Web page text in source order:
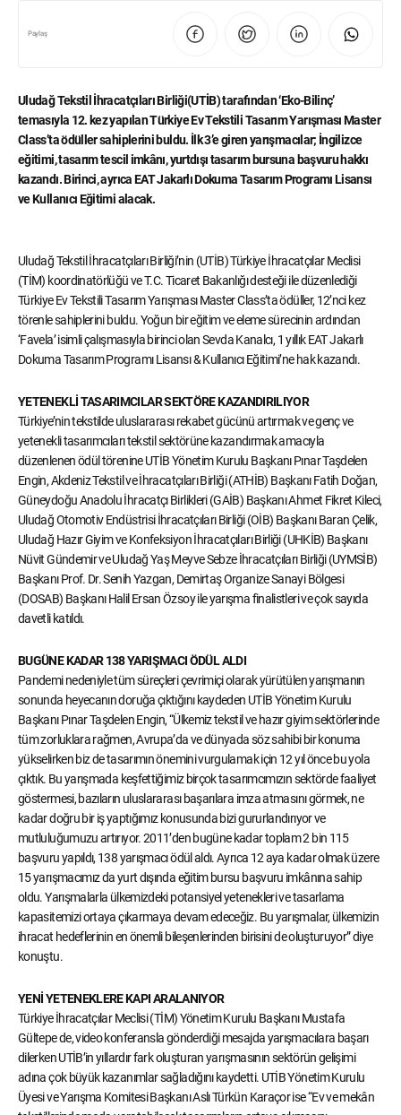
Paylaş
Uludağ Tekstil İhracatçıları Birliği(UTİB) tarafından ‘Eko-Bilinç’
temasıyla 12. kez yapılan Türkiye Ev Tekstili Tasarım Yarışması Master
Class’ta ödüller sahiplerini buldu. İlk 3’e giren yarışmacılar; İngilizce
eğitimi, tasarım tescil imkânı, yurtdışı tasarım bursuna başvuru hakkı
kazandı. Birinci, ayrıca EAT Jakarlı Dokuma Tasarım Programı Lisansı
ve Kullanıcı Eğitimi alacak.
Uludağ Tekstil İhracatçıları Birliği’nin (UTİB) Türkiye İhracatçılar Meclisi
(TİM) koordinatörlüğü ve T.C. Ticaret Bakanlığı desteği ile düzenlediği
Türkiye Ev Tekstili Tasarım Yarışması Master Class’ta ödüller, 12’nci kez
törenle sahiplerini buldu. Yoğun bir eğitim ve eleme sürecinin ardından
‘Favela’ isimli çalışmasıyla birinci olan Sevda Kanalcı, 1 yıllık EAT Jakarlı
Dokuma Tasarım Programı Lisansı & Kullanıcı Eğitimi’ne hak kazandı.
YETENEKLİ TASARIMCILAR SEKTÖRE KAZANDIRILIYOR
Türkiye’nin tekstilde uluslararası rekabet gücünü artırmak ve genç ve
yetenekli tasarımcıları tekstil sektörüne kazandırmak amacıyla
düzenlenen ödül törenine UTİB Yönetim Kurulu Başkanı Pınar Taşdelen
Engin, Akdeniz Tekstil ve İhracatçıları Birliği (ATHİB) Başkanı Fatih Doğan,
Güneydoğu Anadolu İhracatçı Birlikleri (GAİB) Başkanı Ahmet Fikret Kileci,
Uludağ Otomotiv Endüstrisi İhracatçıları Birliği (OİB) Başkanı Baran Çelik,
Uludağ Hazır Giyim ve Konfeksiyon İhracatçıları Birliği (UHKİB) Başkanı
Nüvit Gündemir ve Uludağ Yaş Meyve Sebze İhracatçıları Birliği (UYMSİB)
Başkanı Prof. Dr. Senih Yazgan, Demirtaş Organize Sanayi Bölgesi
(DOSAB) Başkanı Halil Ersan Özsoy ile yarışma finalistleri ve çok sayıda
davetli katıldı.
BUGÜNE KADAR 138 YARIŞMACI ÖDÜL ALDI
Pandemi nedeniyle tüm süreçleri çevrimiçi olarak yürütülen yarışmanın
sonunda heyecanın doruğa çıktığını kaydeden UTİB Yönetim Kurulu
Başkanı Pınar Taşdelen Engin, “Ülkemiz tekstil ve hazır giyim sektörlerinde
tüm zorluklara rağmen, Avrupa’da ve dünyada söz sahibi bir konuma
yükselirken biz de tasarımın önemini vurgulamak için 12 yıl önce bu yola
çıktık. Bu yarışmada keşfettiğimiz birçok tasarımcımızın sektörde faaliyet
göstermesi, bazıların uluslararası başarılara imza atmasını görmek, ne
kadar doğru bir iş yaptığımız konusunda bizi gururlandırıyor ve
mutluluğumuzu artırıyor. 2011’den bugüne kadar toplam 2 bin 115
başvuru yapıldı, 138 yarışmacı ödül aldı. Ayrıca 12 aya kadar olmak üzere
15 yarışmacımız da yurt dışında eğitim bursu başvuru imkânına sahip
oldu. Yarışmalarla ülkemizdeki potansiyel yetenekleri ve tasarlama
kapasitemizi ortaya çıkarmaya devam edeceğiz. Bu yarışmalar, ülkemizin
ihracat hedeflerinin en önemli bileşenlerinden birisini de oluşturuyor” diye
konuştu.
YENİ YETENEKLERE KAPI ARALANIYOR
Türkiye İhracatçılar Meclisi (TİM) Yönetim Kurulu Başkanı Mustafa
Gültepe de, video konferansla gönderdiği mesajda yarışmacılara başarı
dilerken UTİB’in yıllardır fark oluşturan yarışmasının sektörün gelişimi
adına çok büyük kazanımlar sağladığını kaydetti. UTİB Yönetim Kurulu
Üyesi ve Yarışma Komitesi Başkanı Aslı Türkün Karaçor ise “Ev ve mekân